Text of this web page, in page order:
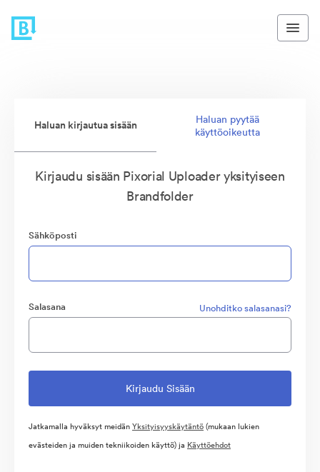
Haluan kirjautua sisään
Haluan pyytää
käyttöoikeutta
Kirjaudu sisään Pixorial Uploader yksityiseen
Brandfolder
Sähköposti
Salasana Unohditko salasanasi?
Jatkamalla hyväksyt meidänYksityisyyskäytäntö(mukaan lukien
evästeiden ja muiden tekniikoiden käyttö) ja Käyttöehdot